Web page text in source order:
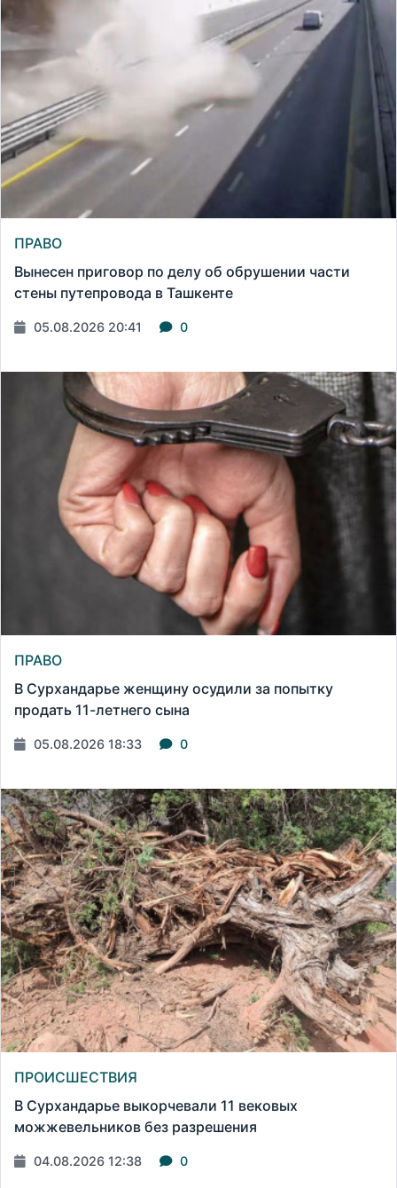
ПРАВО
Вынесен приговор по делу об обрушении части
стены путепровода в Ташкенте
05.08.2026 20:41 0
ПРАВО
В Сурхандарье женщину осудили за попытку
продать 11-летнего сына
05.08.2026 18:33 0
ПРОИСШЕСТВИЯ
В Сурхандарье выкорчевали 11 вековых
можжевельников без разрешения
04.08.2026 12:38 0